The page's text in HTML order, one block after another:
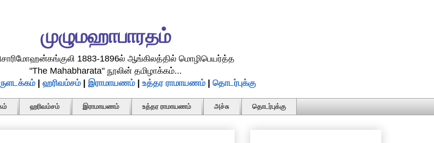
முழுமஹாபாரதம்
1883-1896ல் ஆங்கிலத்தில் மொழிபெயர்த்த
"The Mahabharata" நூலின் தமிழாக்கம்...
| ஹரிவம்சம்| இராமாயணம்| உத்தர ராமாயணம்| தொடர்புக்கு
ஹரிவம்சம் இராமாயணம் உத்தர ராமாயணம் அச்சு தொடர்புக்கு